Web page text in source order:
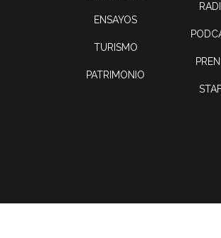
ENSAYOS
TURISMO
PATRIMONIO